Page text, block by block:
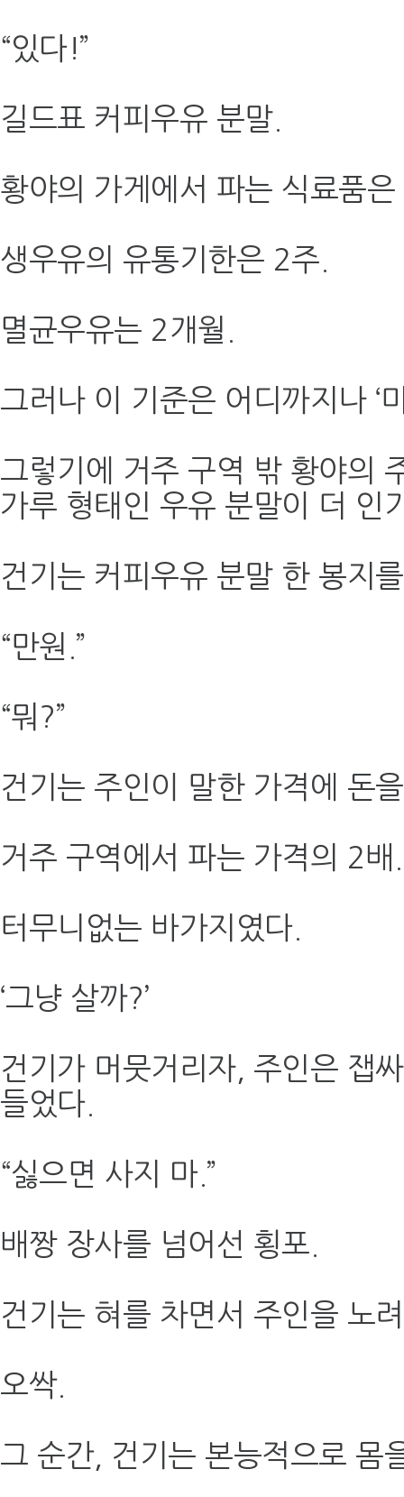
“있다!”
길드표 커피우유 분말.
황야의 가게에서 파는 식료품
생우유의 유통기한은 2주.
멸균우유는 2개월.
그러나 이 기준은 어디까지나 ‘
그렇기에 거주 구역 밖 황야의
가루 형태인 우유 분말이 더 인
건기는 커피우유 분말 한 봉지
“만원.”
“뭐?”
건기는 주인이 말한 가격에 돈
거주 구역에서 파는 가격의 2배.
터무니없는 바가지였다.
‘그냥 살까?’
건기가 머뭇거리자, 주인은 잽
들었다.
“싫으면 사지 마.”
배짱 장사를 넘어선 횡포.
건기는 혀를 차면서 주인을 노
오싹.
그 순간, 건기는 본능적으로 몸